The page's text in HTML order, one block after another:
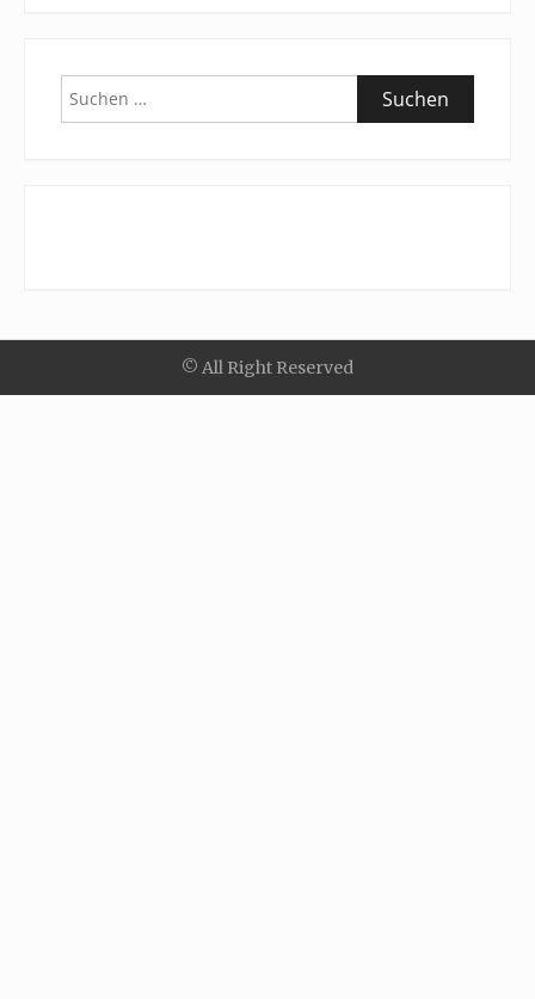
Suchen
nach:
© All Right Reserved